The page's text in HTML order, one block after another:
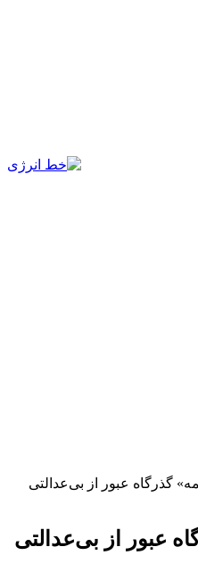
گذرگاه عبور از بی‌عدالتی
عبور از بی‌عدالتی